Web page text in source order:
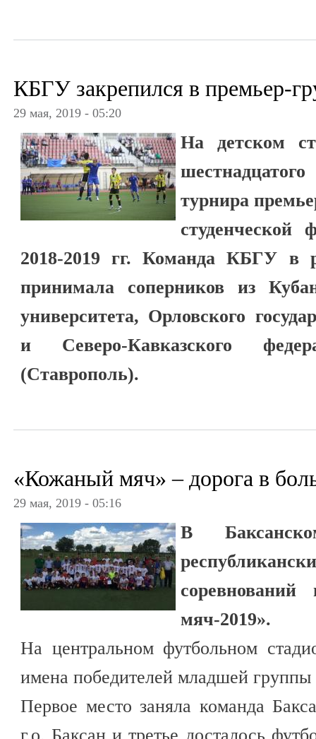
КБГУ закрепился в премьер-
29 мая, 2019 - 05:20
На детском
турнира
студенческой
2018-2019 гг. Команда КБГУ в
принимала соперников из
университета, Орловского
и Северо-Кавказского
(Ставрополь).
«Кожаный мяч» – дорога в
29 мая, 2019 - 05:16
В
мяч-2019».
На центральном футбольном
имена победителей младшей группы
Первое место заняла команда
г.о. Баксан и третье досталось